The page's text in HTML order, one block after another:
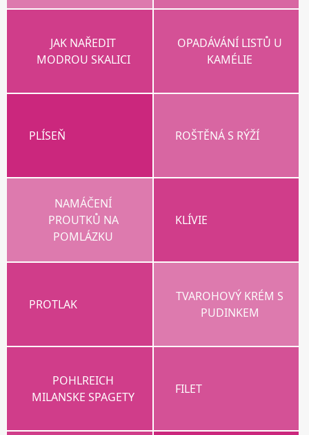
JAK NAŘEDIT
MODROU SKALICI
OPADÁVÁNÍ LISTŮ U
KAMÉLIE
PLÍSEŇ ROŠTĚNÁ S RÝŽÍ
NAMÁČENÍ
PROUTKŮ NA
POMLÁZKU
KLÍVIE
PROTLAK
TVAROHOVÝ KRÉM S
PUDINKEM
POHLREICH
MILANSKE SPAGETY
FILET